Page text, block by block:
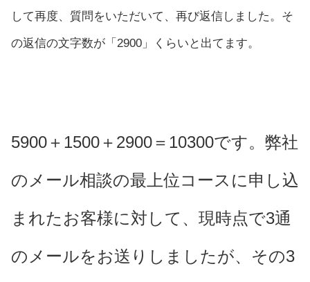
して再度、質問をいただいて、再び返信しました。そ
の返信の文字数が「2900」くらいと出てます。
5900＋1500＋2900＝10300です。弊社
のメール相談の最上位コースに申し込
まれたお客様に対して、現時点で3通
のメールをお送りしましたが、その3